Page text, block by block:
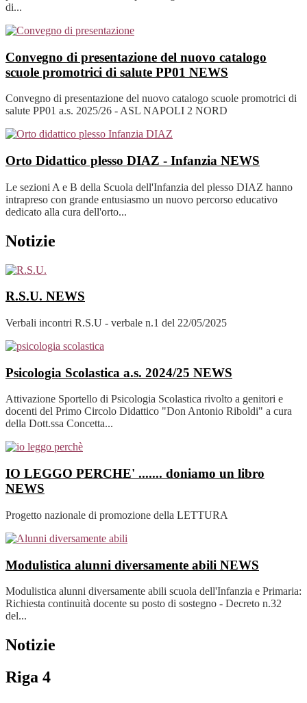
di...
Convegno di presentazione del nuovo catalogo
scuole promotrici di salute PP01 NEWS
Convegno di presentazione del nuovo catalogo scuole promotrici di
salute PP01 a.s. 2025/26 - ASL NAPOLI 2 NORD
Orto Didattico plesso DIAZ - Infanzia NEWS
Le sezioni A e B della Scuola dell'Infanzia del plesso DIAZ hanno
intrapreso con grande entusiasmo un nuovo percorso educativo
dedicato alla cura dell'orto...
Notizie
R.S.U. NEWS
Verbali incontri R.S.U - verbale n.1 del 22/05/2025
Psicologia Scolastica a.s. 2024/25 NEWS
Attivazione Sportello di Psicologia Scolastica rivolto a genitori e
docenti del Primo Circolo Didattico "Don Antonio Riboldi" a cura
della Dott.ssa Concetta...
IO LEGGO PERCHE' ....... doniamo un libro
NEWS
Progetto nazionale di promozione della LETTURA
Modulistica alunni diversamente abili NEWS
Modulistica alunni diversamente abili scuola dell'Infanzia e Primaria:
Richiesta continuità docente su posto di sostegno - Decreto n.32
del...
Notizie
Riga 4